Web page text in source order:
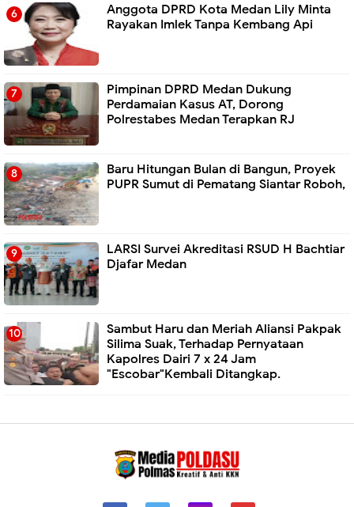
Anggota DPRD Kota Medan Lily Minta
Rayakan Imlek Tanpa Kembang Api
Pimpinan DPRD Medan Dukung
Perdamaian Kasus AT, Dorong
Polrestabes Medan Terapkan RJ
Baru Hitungan Bulan di Bangun, Proyek
PUPR Sumut di Pematang Siantar Roboh,
LARSI Survei Akreditasi RSUD H Bachtiar
Djafar Medan
Sambut Haru dan Meriah Aliansi Pakpak
Silima Suak, Terhadap Pernyataan
Kapolres Dairi 7 x 24 Jam
"Escobar"Kembali Ditangkap.